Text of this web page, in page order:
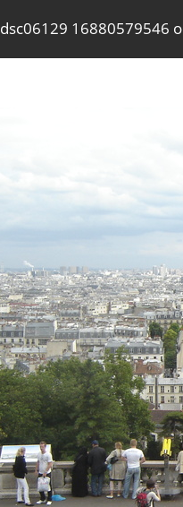
dsc06129 16880579546 o